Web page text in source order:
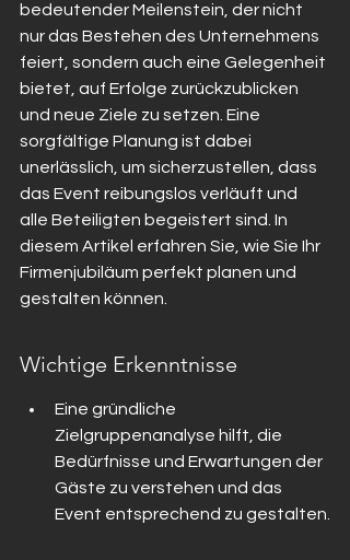
bedeutender Meilenstein, der nicht
nur das Bestehen des Unternehmens
feiert, sondern auch eine Gelegenheit
bietet, auf Erfolge zurückzublicken
und neue Ziele zu setzen. Eine
sorgfältige Planung ist dabei
unerlässlich, um sicherzustellen, dass
das Event reibungslos verläuft und
alle Beteiligten begeistert sind. In
diesem Artikel erfahren Sie, wie Sie Ihr
Firmenjubiläum perfekt planen und
gestalten können.
Wichtige Erkenntnisse
Eine gründliche
Zielgruppenanalyse hilft, die
Bedürfnisse und Erwartungen der
Gäste zu verstehen und das
Event entsprechend zu gestalten.